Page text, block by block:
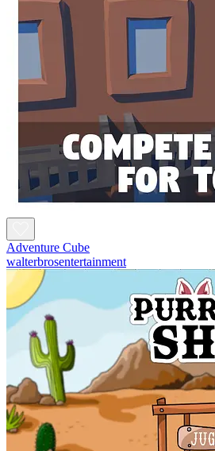
Adventure Cube
walterbrosentertainment